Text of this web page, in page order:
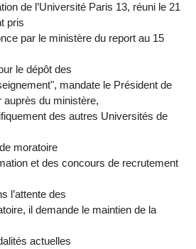
de l’Université Paris 13, réuni le 21
pris
par le ministère du report au 15
le dépôt des
mandate le Président de
auprès du ministère,
des autres Universités de
moratoire
et des concours de recrutement
l’attente des
il demande le maintien de la
actuelles